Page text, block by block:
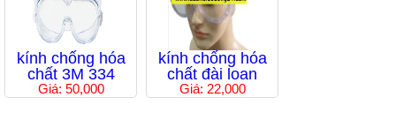
kính chống hóa
chất 3M 334
Giá: 50,000
kính chống hóa
chất đài loan
Giá: 22,000